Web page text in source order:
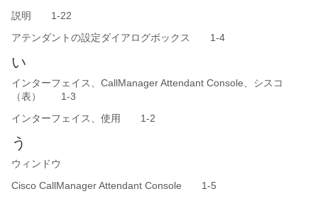
説明 1-22
アテンダントの設定ダイアログボックス 1-4
い
インターフェイス、CallManager Attendant Console、シスコ
（表） 1-3
インターフェイス、使用 1-2
う
ウィンドウ
Cisco CallManager Attendant Console 1-5